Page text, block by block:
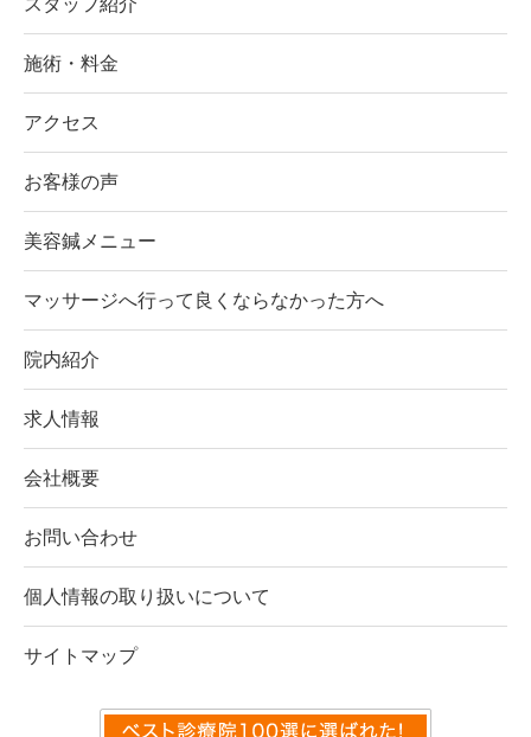
施術・料金
アクセス
お客様の声
美容鍼メニュー
マッサージへ行って良くならなかった方へ
院内紹介
求人情報
会社概要
お問い合わせ
個人情報の取り扱いについて
サイトマップ